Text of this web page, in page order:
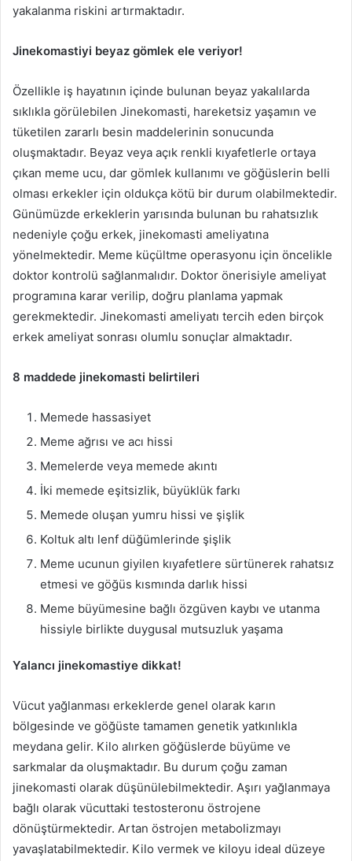
yakalanma riskini artırmaktadır.
Jinekomastiyi beyaz gömlek ele veriyor!
Özellikle iş hayatının içinde bulunan beyaz yakalılarda
sıklıkla görülebilen Jinekomasti, hareketsiz yaşamın ve
tüketilen zararlı besin maddelerinin sonucunda
oluşmaktadır. Beyaz veya açık renkli kıyafetlerle ortaya
çıkan meme ucu, dar gömlek kullanımı ve göğüslerin belli
olması erkekler için oldukça kötü bir durum olabilmektedir.
Günümüzde erkeklerin yarısında bulunan bu rahatsızlık
nedeniyle çoğu erkek, jinekomasti ameliyatına
yönelmektedir. Meme küçültme operasyonu için öncelikle
doktor kontrolü sağlanmalıdır. Doktor önerisiyle ameliyat
programına karar verilip, doğru planlama yapmak
gerekmektedir. Jinekomasti ameliyatı tercih eden birçok
erkek ameliyat sonrası olumlu sonuçlar almaktadır.
8 maddede jinekomasti belirtileri
Memede hassasiyet
Meme ağrısı ve acı hissi
Memelerde veya memede akıntı
İki memede eşitsizlik, büyüklük farkı
Memede oluşan yumru hissi ve şişlik
Koltuk altı lenf düğümlerinde şişlik
Meme ucunun giyilen kıyafetlere sürtünerek rahatsız
etmesi ve göğüs kısmında darlık hissi
Meme büyümesine bağlı özgüven kaybı ve utanma
hissiyle birlikte duygusal mutsuzluk yaşama
Yalancı jinekomastiye dikkat!
Vücut yağlanması erkeklerde genel olarak karın
bölgesinde ve göğüste tamamen genetik yatkınlıkla
meydana gelir. Kilo alırken göğüslerde büyüme ve
sarkmalar da oluşmaktadır. Bu durum çoğu zaman
jinekomasti olarak düşünülebilmektedir. Aşırı yağlanmaya
bağlı olarak vücuttaki testosteronu östrojene
dönüştürmektedir. Artan östrojen metabolizmayı
yavaşlatabilmektedir. Kilo vermek ve kiloyu ideal düzeye